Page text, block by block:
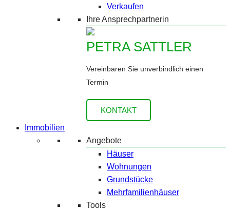
Verkaufen
Ihre Ansprechpartnerin
PETRA SATTLER
Vereinbaren Sie unverbindlich einen
Termin
KONTAKT
Immobilien
Angebote
Häuser
Wohnungen
Grundstücke
Mehrfamilienhäuser
Tools